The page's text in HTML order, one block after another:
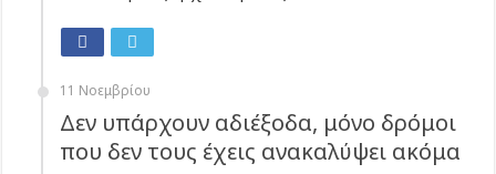
11 Νοεμβρίου
Δεν υπάρχουν αδιέξοδα, μόνο δρόμοι
που δεν τους έχεις ανακαλύψει ακόμα